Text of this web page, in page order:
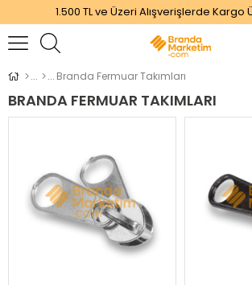
1.500 TL ve Üzeri Alışverişlerde Kargo
Branda Fermuar Takımları
BRANDA FERMUAR TAKIMLARI